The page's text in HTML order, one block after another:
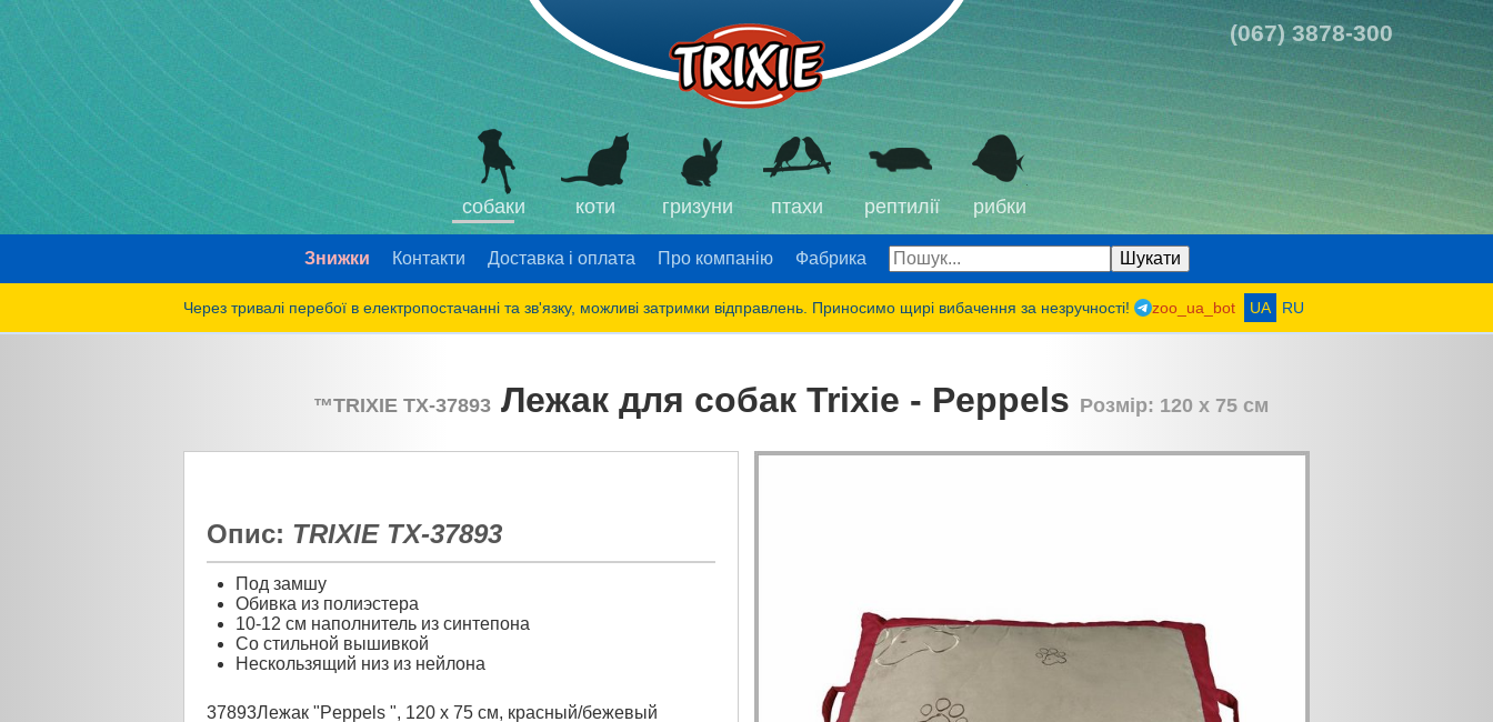
(067) 3878-300
собаки коти гризуни птахи рептилії рибки
Знижки Контакти Доставка і оплата Про компанію Фабрика
Через тривалі перебої в електропостачанні та зв'язку, можливі затримки відправлень. Приносимо щирі вибачення за незручності! zoo_ua_bot UA RU
™TRIXIE TX-37893 Лежак для собак Trixie - Peppels Розмір: 120 x 75 см
Опис: TRIXIE TX-37893
Под замшу
Обивка из полиэстера
10-12 см наполнитель из синтепона
Со стильной вышивкой
Нескользящий низ из нейлона
37893Лежак "Peppels ", 120 x 75 см, красный/бежевый